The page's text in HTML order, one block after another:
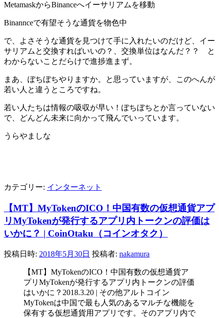
MetamaskからBinanceへイーサリアムを移動
Binannceで有望そうな通貨を物色中
で、よさそうな通貨を見つけて手に入れたいのだけど、イー
サリアムと交換すればいいの？、交換単位はなんだ？？ と
わからないことだらけで進捗進まず。
まあ、ぼちぼちやりますか。と思っていますが、このへんが
若い人と違うところですね。
若い人たちは情報の吸収が早い！ぼちぼちとか言っていない
で、どんどん未来に向かって飛んでいっています。
うらやましな
カテゴリー: インターネット
【MT】MyTokenのICO！中国有数の仮想通貨アプ
リMyTokenが発行するアプリ内トークンの評価は
いかに？ | CoinOtaku（コインオタク）
投稿日時: 2018年5月30日 投稿者: nakamura
【MT】MyTokenのICO！中国有数の仮想通貨ア
プリMyTokenが発行するアプリ内トークンの評価
はいかに？2018.3.20 | その他アルトコイン
MyTokenは中国で最も人気のあるマルチな機能を
保有する仮想通貨用アプリです。そのアプリ内で